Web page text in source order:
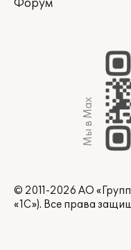
Форум
Мы в Max
© 2011-2026 АО
«1С»). Все права